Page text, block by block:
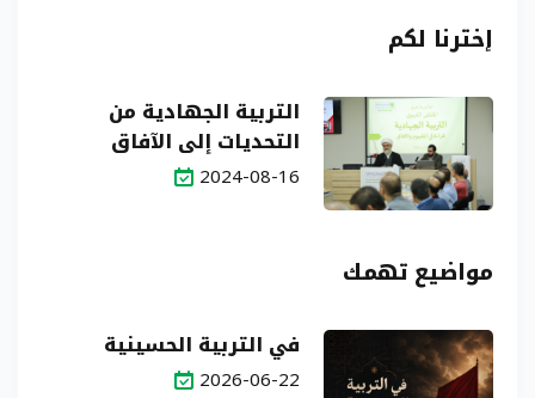
إخترنا لكم
التربية الجهادية من
التحديات إلى الآفاق
2024-08-16
مواضيع تهمك
في التربية الحسينية
2026-06-22